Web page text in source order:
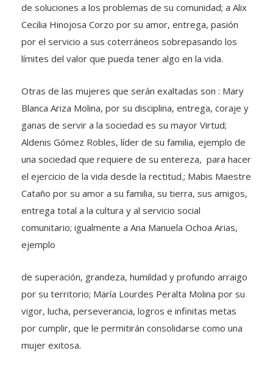
de soluciones a los problemas de su comunidad; a Alix
Cecilia Hinojosa Corzo por su amor, entrega, pasión
por el servicio a sus coterráneos sobrepasando los
límites del valor que pueda tener algo en la vida.
Otras de las mujeres que serán exaltadas son : Mary
Blanca Ariza Molina, por su disciplina, entrega, coraje y
ganas de servir a la sociedad es su mayor Virtud;
Aldenis Gómez Robles, líder de su familia, ejemplo de
una sociedad que requiere de su entereza, para hacer
el ejercicio de la vida desde la rectitud.; Mabis Maestre
Cataño por su amor a su familia, su tierra, sus amigos,
entrega total a la cultura y al servicio social
comunitario; igualmente a Ana Manuela Ochoa Arias,
ejemplo
de superación, grandeza, humildad y profundo arraigo
por su territorio; María Lourdes Peralta Molina por su
vigor, lucha, perseverancia, logros e infinitas metas
por cumplir, que le permitirán consolidarse como una
mujer exitosa.